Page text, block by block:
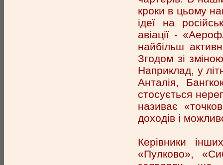
кроки в цьому
ідеї на
авіації -
найбільш
Згодом зі
Наприклад, у
Анталія,
стосується
називає
доходів і
Керівники
«Пулково»,